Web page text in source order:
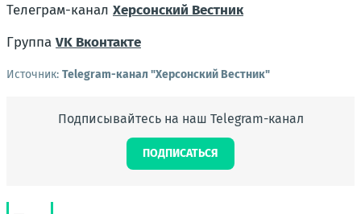
Телеграм-канал Херсонский Вестник
Группа VK Вконтакте
Источник: Telegram-канал "Херсонский Вестник"
Подписывайтесь на наш Telegram-канал
ПОДПИСАТЬСЯ